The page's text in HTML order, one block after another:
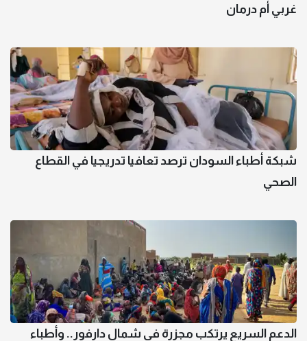
غربي أم درمان
شبكة أطباء السودان ترصد تعافيا تدريجيا في القطاع
الصحي
الدعم السريع يرتكب مجزرة في شمال دارفور.. وأطباء